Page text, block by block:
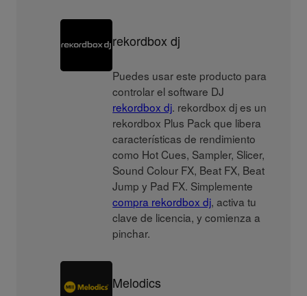
rekordbox dj
Puedes usar este producto para
controlar el software DJ
rekordbox dj. rekordbox dj es un
rekordbox Plus Pack que libera
características de rendimiento
como Hot Cues, Sampler, Slicer,
Sound Colour FX, Beat FX, Beat
Jump y Pad FX. Simplemente
compra rekordbox dj, activa tu
clave de licencia, y comienza a
pinchar.
Melodics